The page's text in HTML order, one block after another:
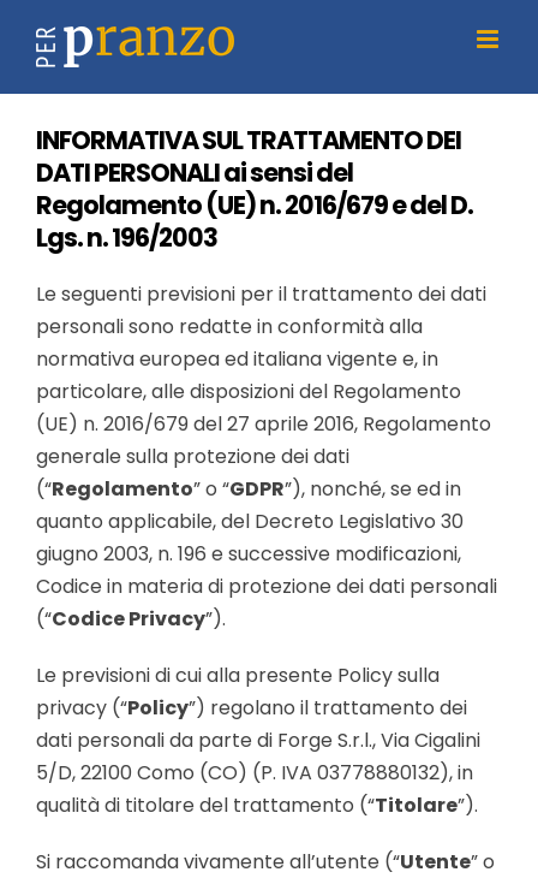
INFORMATIVA SUL TRATTAMENTO DEI
DATI PERSONALI ai sensi del
Regolamento (UE) n. 2016/679 e del D.
Lgs. n. 196/2003
Le seguenti previsioni per il trattamento dei dati
personali sono redatte in conformità alla
normativa europea ed italiana vigente e, in
particolare, alle disposizioni del Regolamento
(UE) n. 2016/679 del 27 aprile 2016, Regolamento
generale sulla protezione dei dati
(“Regolamento” o “GDPR”), nonché, se ed in
quanto applicabile, del Decreto Legislativo 30
giugno 2003, n. 196 e successive modificazioni,
Codice in materia di protezione dei dati personali
(“Codice Privacy”).
Le previsioni di cui alla presente Policy sulla
privacy (“Policy”) regolano il trattamento dei
dati personali da parte di Forge S.r.l., Via Cigalini
5/D, 22100 Como (CO) (P. IVA 03778880132), in
qualità di titolare del trattamento (“Titolare”).
Si raccomanda vivamente all’utente (“Utente” o